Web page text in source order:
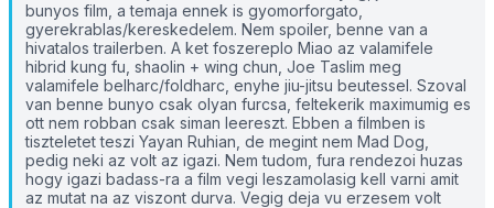
bunyos film, a temaja ennek is gyomorforgato,
gyerekrablas/kereskedelem. Nem spoiler, benne van a
hivatalos trailerben. A ket foszereplo Miao az valamifele
hibrid kung fu, shaolin + wing chun, Joe Taslim meg
valamifele belharc/foldharc, enyhe jiu-jitsu beutessel. Szoval
van benne bunyo csak olyan furcsa, feltekerik maximumig es
ott nem robban csak siman leereszt. Ebben a filmben is
tiszteletet teszi Yayan Ruhian, de megint nem Mad Dog,
pedig neki az volt az igazi. Nem tudom, fura rendezoi huzas
hogy igazi badass-ra a film vegi leszamolasig kell varni amit
az mutat na az viszont durva. Vegig deja vu erzesem volt